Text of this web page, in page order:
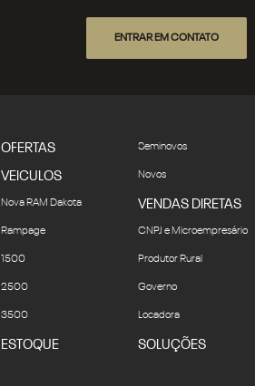
ENTRAR EM CONTATO
OFERTAS
VEICULOS
Nova RAM Dakota
Rampage
1500
2500
3500
ESTOQUE
Seminovos
Novos
VENDAS DIRETAS
CNPJ e Microempresário
Produtor Rural
Governo
Locadora
SOLUÇÕES